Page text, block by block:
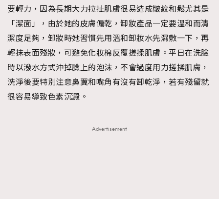
要輕力，因為長期大力拉扯肌膚很易造成皺紋和鬆尤其是
「潔面」，由於她的皮膚偏乾，卸妝產品一定要溫和而清
潔度足夠，卸妝時她習慣先用溫和卸妝水先濕敷一下，再
輕抹表面殘妝，可避免化妝棉反覆搓揉肌膚。平日在洗臉
時以潑水方式沖掉臉上的泡沫，不會過度用力搓揉肌膚，
洗淨後要特別注意鼻翼和嘴角有沒有卸乾淨，若有殘留就
很容易導致色素沉澱。
Advertisement